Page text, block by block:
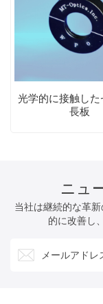
光学的に接触した
長板
ニュ
当社は継続的な革
的に改善し